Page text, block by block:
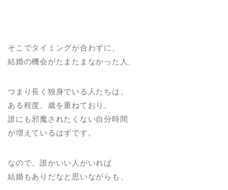
そこでタイミングが合わずに、
結婚の機会がたまたまなかった人、
つまり長く独身でいる人たちは、
ある程度、歳を重ねており、
誰にも邪魔されたくない自分時間
が増えているはずです。
なので、誰かいい人がいれば
結婚もありだなと思いながらも、